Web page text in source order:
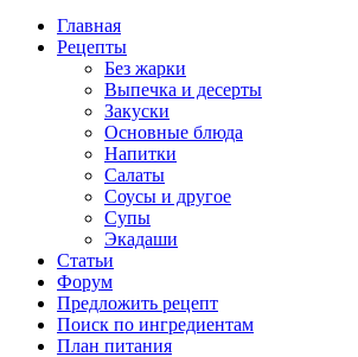
Главная
Рецепты
Без жарки
Выпечка и десерты
Закуски
Основные блюда
Напитки
Салаты
Соусы и другое
Супы
Экадаши
Статьи
Форум
Предложить рецепт
Поиск по ингредиентам
План питания